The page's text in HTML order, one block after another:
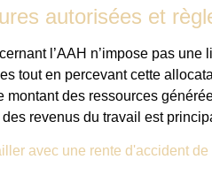
autorisées et
l’AAH n’impose pas une
tout en percevant cette
montant des ressources
revenus du travail est
avec une rente d'accident